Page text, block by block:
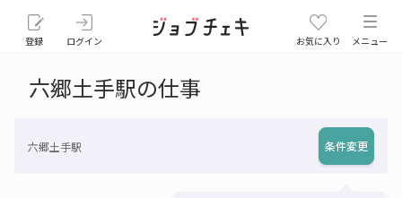
登録 ログイン お気に入り メニュー
六郷土手駅の仕事
六郷土手駅 条件変更